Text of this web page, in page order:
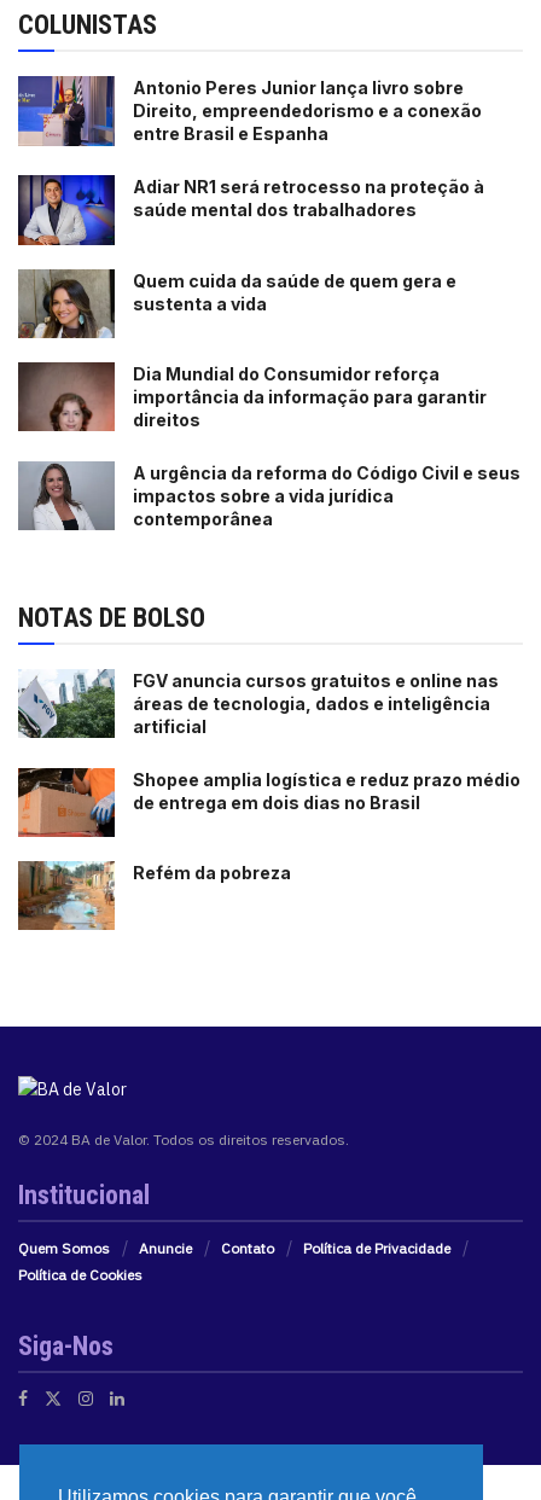
COLUNISTAS
Antonio Peres Junior lança livro sobre
Direito, empreendedorismo e a conexão
entre Brasil e Espanha
Adiar NR1 será retrocesso na proteção à
saúde mental dos trabalhadores
Quem cuida da saúde de quem gera e
sustenta a vida
Dia Mundial do Consumidor reforça
importância da informação para garantir
direitos
A urgência da reforma do Código Civil e seus
impactos sobre a vida jurídica
contemporânea
NOTAS DE BOLSO
FGV anuncia cursos gratuitos e online nas
áreas de tecnologia, dados e inteligência
artificial
Shopee amplia logística e reduz prazo médio
de entrega em dois dias no Brasil
Refém da pobreza
© 2024 BA de Valor. Todos os direitos reservados.
Institucional
Quem Somos Anuncie Contato
Política de Privacidade
Política de Cookies
Siga-Nos